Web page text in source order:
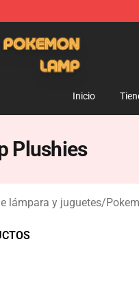
Inicio
Plushies
lámpara y juguetes/